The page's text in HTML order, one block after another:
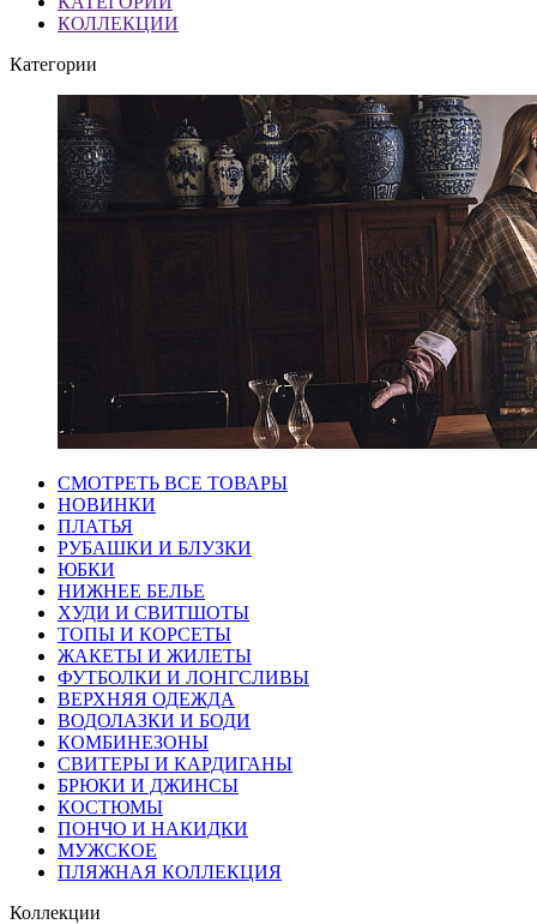
КОЛЛЕКЦИИ
Категории
СМОТРЕТЬ ВСЕ ТОВАРЫ
НОВИНКИ
ПЛАТЬЯ
РУБАШКИ И БЛУЗКИ
ЮБКИ
НИЖНЕЕ БЕЛЬЕ
ХУДИ И СВИТШОТЫ
ТОПЫ И КОРСЕТЫ
ЖАКЕТЫ И ЖИЛЕТЫ
ФУТБОЛКИ И ЛОНГСЛИВЫ
ВЕРХНЯЯ ОДЕЖДА
ВОДОЛАЗКИ И БОДИ
КОМБИНЕЗОНЫ
СВИТЕРЫ И КАРДИГАНЫ
БРЮКИ И ДЖИНСЫ
КОСТЮМЫ
ПОНЧО И НАКИДКИ
МУЖСКОЕ
ПЛЯЖНАЯ КОЛЛЕКЦИЯ
Коллекции